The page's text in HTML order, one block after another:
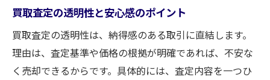
買取査定の透明性と安心感のポイント
買取査定の透明性は、納得感のある取引に直結します。
理由は、査定基準や価格の根拠が明確であれば、不安な
く売却できるからです。具体的には、査定内容を一つひ